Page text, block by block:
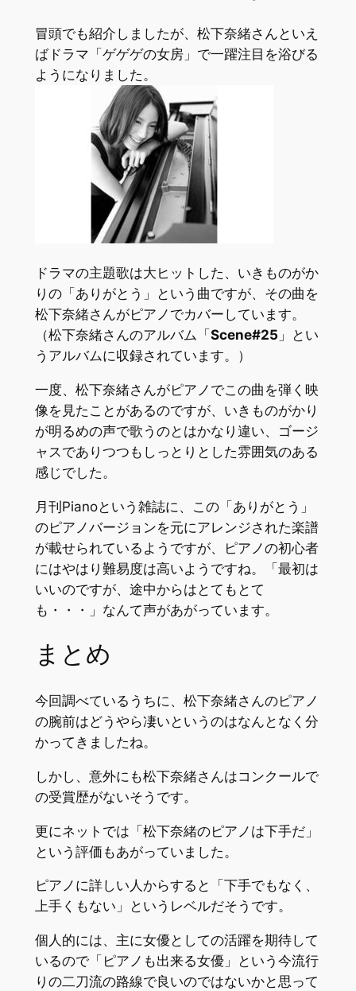
冒頭でも紹介しましたが、松下奈緒さんといえ
ばドラマ「ゲゲゲの女房」で一躍注目を浴びる
ようになりました。
ドラマの主題歌は大ヒットした、いきものがか
りの「ありがとう」という曲ですが、その曲を
松下奈緒さんがピアノでカバーしています。
（松下奈緒さんのアルバム「 Scene#25 」とい
うアルバムに収録されています。）
一度、松下奈緒さんがピアノでこの曲を弾く映
像を見たことがあるのですが、いきものがかり
が明るめの声で歌うのとはかなり違い、ゴージ
ャスでありつつもしっとりとした雰囲気のある
感じでした。
月刊Pianoという雑誌に、この「ありがとう」
のピアノバージョンを元にアレンジされた楽譜
が載せられているようですが、ピアノの初心者
にはやはり難易度は高いようですね。「最初は
いいのですが、途中からはとてもとて
も・・・」なんて声があがっています。
まとめ
今回調べているうちに、松下奈緒さんのピアノ
の腕前はどうやら凄いというのはなんとなく分
かってきましたね。
しかし、意外にも松下奈緒さんはコンクールで
の受賞歴がないそうです。
更にネットでは「松下奈緒のピアノは下手だ」
という評価もあがっていました。
ピアノに詳しい人からすると「下手でもなく、
上手くもない」というレベルだそうです。
個人的には、主に女優としての活躍を期待して
いるので「ピアノも出来る女優」という今流行
りの二刀流の路線で良いのではないかと思って